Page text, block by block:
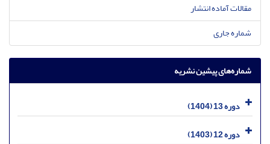
مقالات آماده انتشار
شماره جاری
شماره‌های پیشین نشریه
دوره 13 (1404)
دوره 12 (1403)